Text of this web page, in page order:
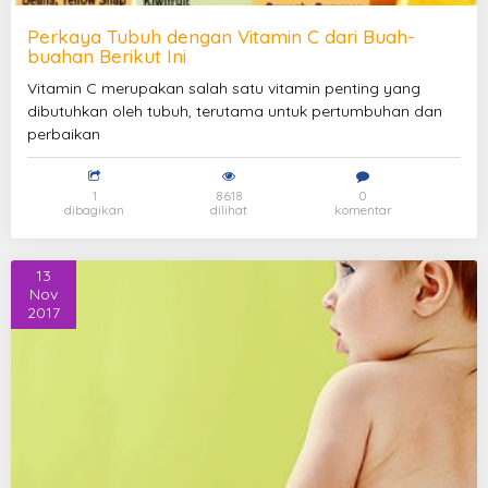
Perkaya Tubuh dengan Vitamin C dari Buah-
buahan Berikut Ini
Vitamin C merupakan salah satu vitamin penting yang
dibutuhkan oleh tubuh, terutama untuk pertumbuhan dan
perbaikan
1
dibagikan
8618
dilihat
0
komentar
13
Nov
2017